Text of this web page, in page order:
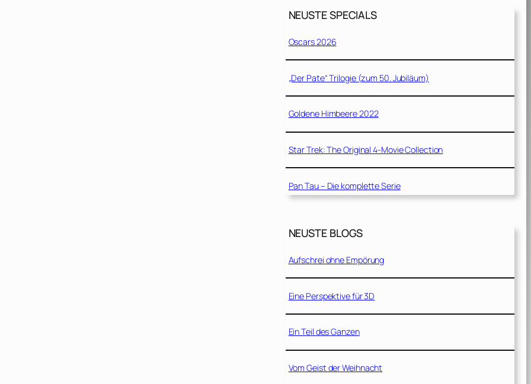
NEUSTE SPECIALS
Oscars 2026
„Der Pate“ Trilogie (zum 50. Jubiläum)
Goldene Himbeere 2022
Star Trek: The Original 4-Movie Collection
Pan Tau – Die komplette Serie
NEUSTE BLOGS
Aufschrei ohne Empörung
Eine Perspektive für 3D
Ein Teil des Ganzen
Vom Geist der Weihnacht